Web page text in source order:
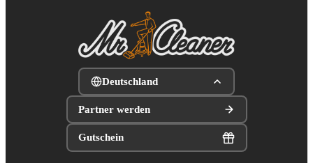
Deutschland
Partner werden
Gutschein